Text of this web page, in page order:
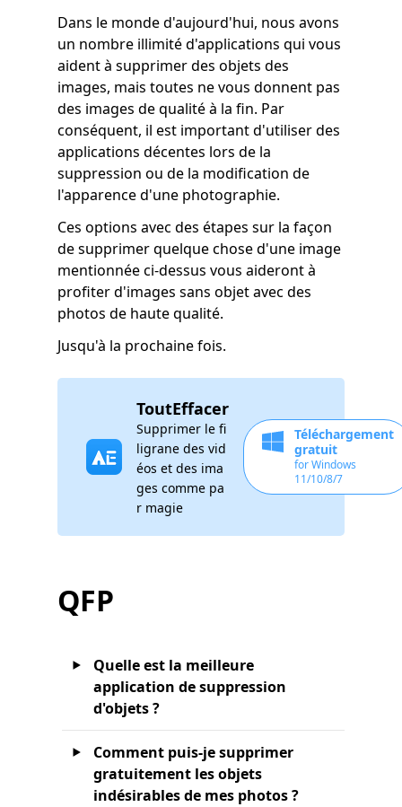
Dans le monde d'aujourd'hui, nous avons
un nombre illimité d'applications qui vous
aident à supprimer des objets des
images, mais toutes ne vous donnent pas
des images de qualité à la fin. Par
conséquent, il est important d'utiliser des
applications décentes lors de la
suppression ou de la modification de
l'apparence d'une photographie.
Ces options avec des étapes sur la façon
de supprimer quelque chose d'une image
mentionnée ci-dessus vous aideront à
profiter d'images sans objet avec des
photos de haute qualité.
Jusqu'à la prochaine fois.
ToutEffacer
Supprimer le fi
ligrane des vid
éos et des ima
ges comme pa
r magie
Téléchargement
gratuit
for Windows
11/10/8/7
QFP
Quelle est la meilleure
application de suppression
d'objets ?
Comment puis-je supprimer
gratuitement les objets
indésirables de mes photos ?